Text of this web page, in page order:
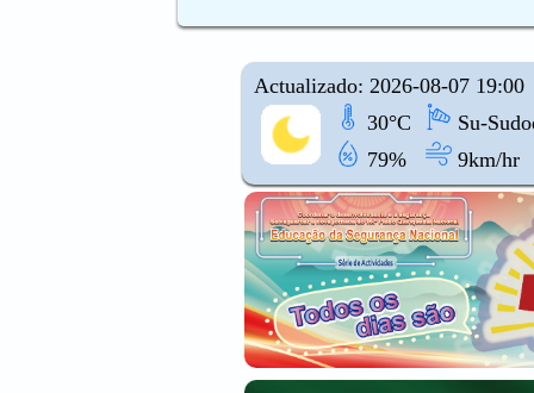
Actualizado: 2026-08-07 19:00
30°C
Su-
79%
9km/hr